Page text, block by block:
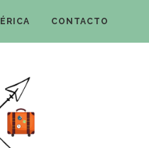
CONTACTO